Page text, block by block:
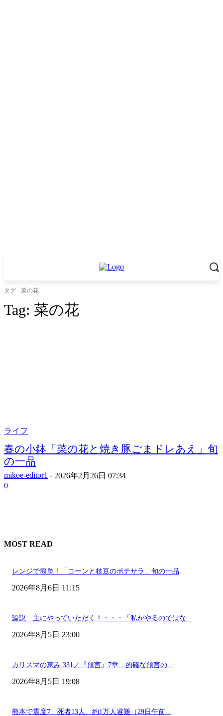
タグ 菜の花
Tag: 菜の花
ライフ
春の小鉢「菜の花と焼き豚ごまドレあえ」旬
の一品
mikoe-editor1 - 2026年2月26日 07:34
0
MOST READ
レンジで簡単！「コーンと枝豆のポテサラ」旬の一品
2026年8月6日 11:15
論説 主にやっていただく！・・・「私がやるのではな...
2026年8月5日 23:00
カリスマの恵み 331／『預言』7章 的確な預言の...
2026年8月5日 19:08
熊本で震度7 死者13人、約1万人避難（29日午前...